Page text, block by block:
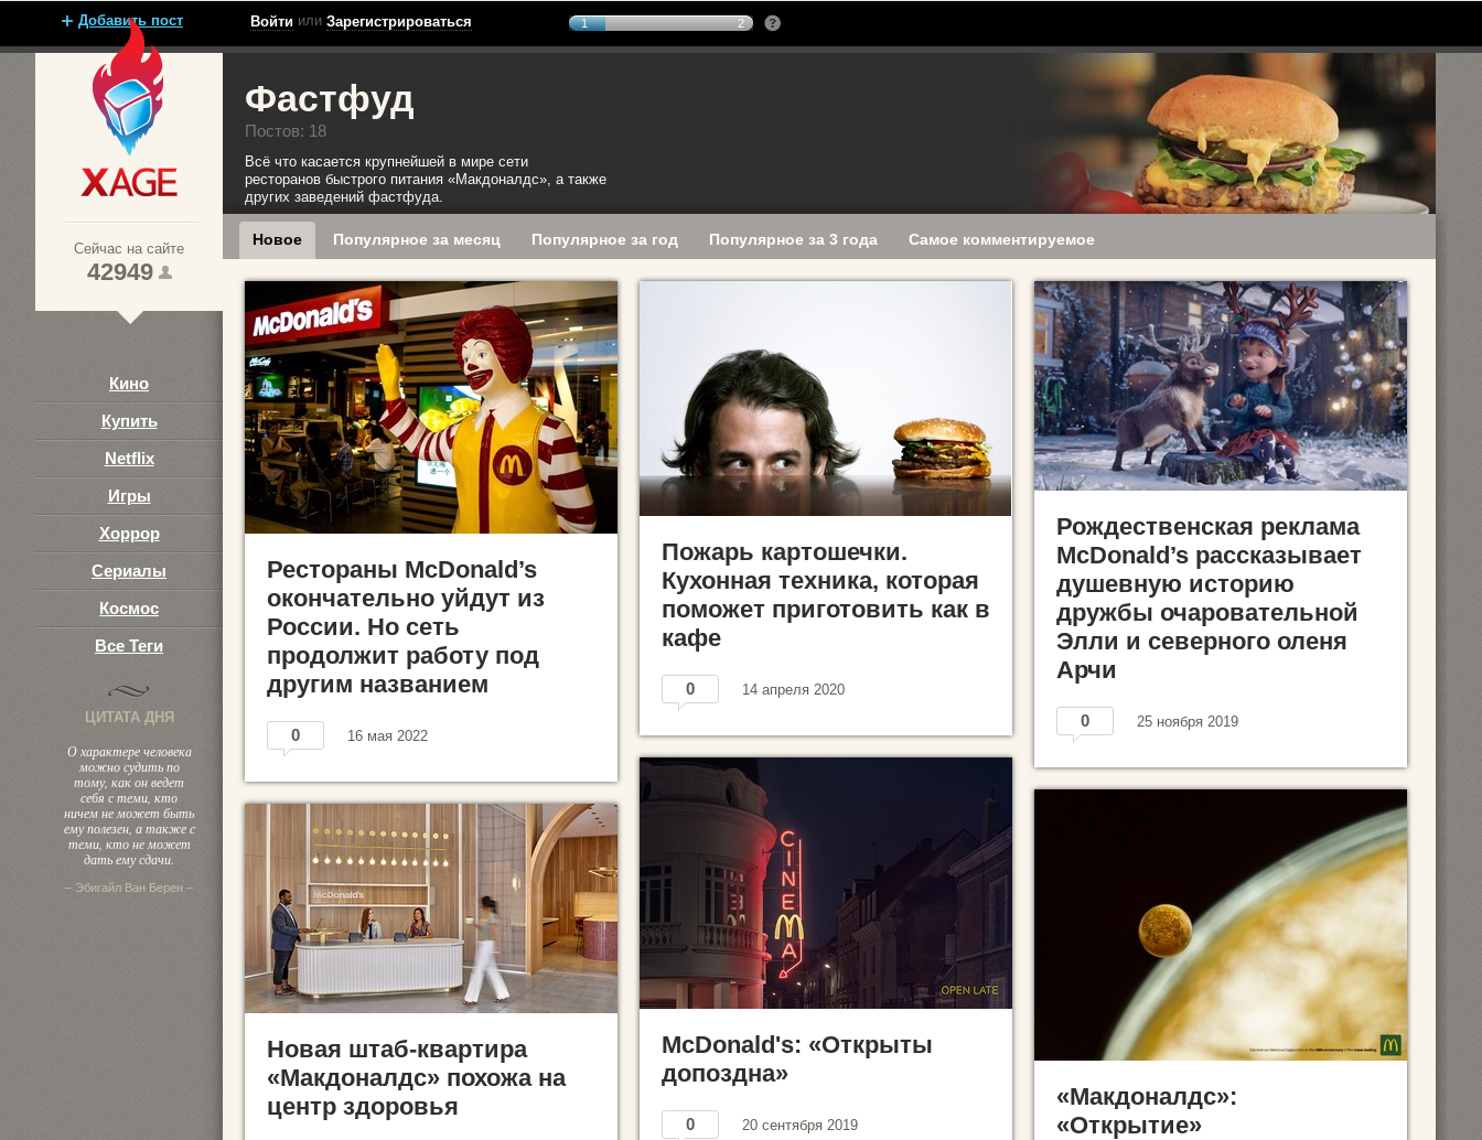
Добавить пост Войти или Зарегистрироваться 1 2
Сейчас на сайте
42949
Кино
Купить
Netflix
Игры
Хоррор
Сериалы
Космос
Все Теги
ЦИТАТА ДНЯ
О характере человека
можно судить по
тому, как он ведет
себя с теми, кто
ничем не может быть
ему полезен, а также с
теми, кто не может
дать ему сдачи.
– Эбигайл Ван Берен –
Фастфуд
Постов: 18
Всё что касается крупнейшей в мире сети
ресторанов быстрого питания «Макдоналдс», а также
других заведений фастфуда.
Новое Популярное за месяц Популярное за год Популярное за 3 года Самое комментируемое
Рестораны McDonald’s
окончательно уйдут из
России. Но сеть
продолжит работу под
другим названием
0 16 мая 2022
Пожарь картошечки.
Кухонная техника, которая
поможет приготовить как в
кафе
0 14 апреля 2020
Рождественская реклама
McDonald’s рассказывает
душевную историю
дружбы очаровательной
Элли и северного оленя
Арчи
0 25 ноября 2019
McDonald's: «Открыты
допоздна»
0 20 сентября 2019
«Макдоналдс»:
«Открытие»
Новая штаб-квартира
«Макдоналдс» похожа на
центр здоровья